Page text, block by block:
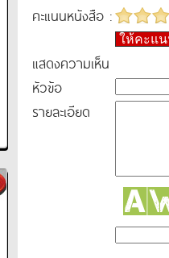
คะแนนหนังสือ :
ให้คะแ
แสดงความเห็น
หัวข้อ
รายละเอียด